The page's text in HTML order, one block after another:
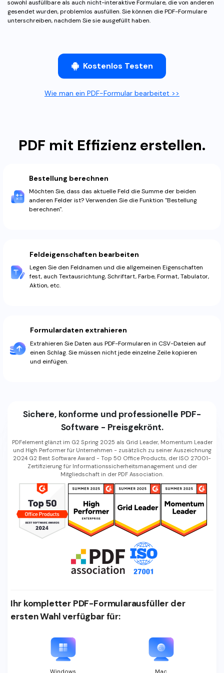
Freiberufler
PDF-bezogene Informationen, die Sie benötigen.
sowohl ausfüllbare als auch nicht-interaktive Formulare, die von anderen
gesendet wurden, problemlos ausfüllen. Sie können die PDF-Formulare
unterschreiben, nachdem Sie sie ausgefüllt haben.
Kostenlos Testen
Wie man ein PDF-Formular bearbeitet >>
PDF mit Effizienz erstellen.
Bestellung berechnen
Möchten Sie, dass das aktuelle Feld die Summe der beiden
anderen Felder ist? Verwenden Sie die Funktion "Bestellung
berechnen".
Feldeigenschaften bearbeiten
Legen Sie den Feldnamen und die allgemeinen Eigenschaften
fest, auch Textausrichtung, Schriftart, Farbe, Format, Tabulator,
Aktion, etc.
Formulardaten extrahieren
Extrahieren Sie Daten aus PDF-Formularen in CSV-Dateien auf
einen Schlag. Sie müssen nicht jede einzelne Zeile kopieren
und einfügen.
Sichere, konforme und professionelle PDF-
Software - Preisgekrönt.
PDFelement glänzt im G2 Spring 2025 als Grid Leader, Momentum Leader
und High Performer für Unternehmen - zusätzlich zu seiner Auszeichnung
2024 G2 Best Software Award - Top 50 Office Products, der ISO 27001-
Zertifizierung für Informationssicherheitsmanagement und der
Mitgliedschaft in der PDF Association.
Ihr kompletter PDF-Formularausfüller der
ersten Wahl verfügbar für:
Windows Mac